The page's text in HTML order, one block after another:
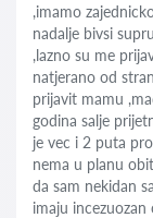
,imamo
nadalje bivsi
,lazno su me
natjerano od
prijavit mamu
godina salje
je vec i 2 puta
nema u planu
da sam nekidan
imaju